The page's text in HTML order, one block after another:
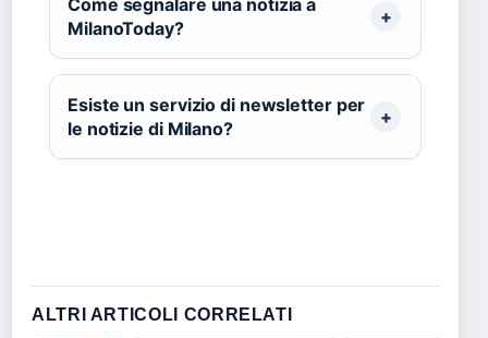
Come segnalare una notizia a
MilanoToday?
Esiste un servizio di newsletter per
le notizie di Milano?
ALTRI ARTICOLI CORRELATI